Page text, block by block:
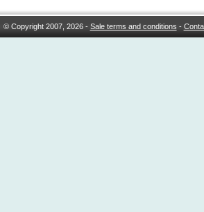
© Copyright 2007, 2026 - Sale terms and conditions -